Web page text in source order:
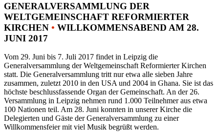
GENERALVERSAMMLUNG DER
WELTGEMEINSCHAFT REFORMIERTER
KIRCHEN • WILLKOMMENSABEND AM 28.
JUNI 2017
Vom 29. Juni bis 7. Juli 2017 findet in Leipzig die
Generalversammlung der Weltgemeinschaft Reformierter Kirchen
statt. Die Generalversammlung tritt nur etwa alle sieben Jahre
zusammen, zuletzt 2010 in den USA und 2004 in Ghana. Sie ist das
höchste beschlussfassende Organ der Gemeinschaft. An der 26.
Versammlung in Leipzig nehmen rund 1.000 Teilnehmer aus etwa
100 Nationen teil. Am 28. Juni konnten in unserer Kirche die
Delegierten und Gäste der Generalversammlung zu einer
Willkommensfeier mit viel Musik begrüßt werden.